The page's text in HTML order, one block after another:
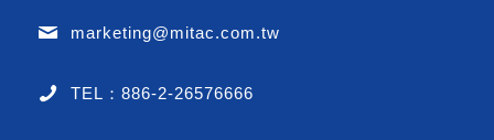
marketing@mitac.com.tw
TEL：886-2-26576666